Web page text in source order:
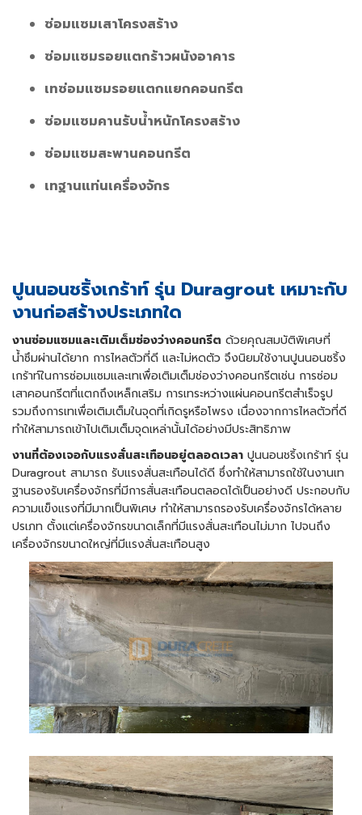
ซ่อมแซมเสาโครงสร้าง
ซ่อมแซมรอยแตกร้าวผนังอาคาร
เทซ่อมแซมรอยแตกแยกคอนกรีต
ซ่อมแซมคานรับน้ำหนักโครงสร้าง
ซ่อมแซมสะพานคอนกรีต
เทฐานแท่นเครื่องจักร
ปูนนอนชริ้งเกร้าท์ รุ่น Duragrout เหมาะกับ
งานก่อสร้างประเภทใด
งานซ่อมแซมและเติมเต็มช่องว่างคอนกรีต ด้วยคุณสมบัติพิเศษที่
น้ำซึมผ่านได้ยาก การไหลตัวที่ดี และไม่หดตัว จึงนิยมใช้งานปูนนอนซริ้ง
เกร้าท์ในการซ่อมแซมและเทเพื่อเติมเต็มช่องว่างคอนกรีตเช่น การซ่อม
เสาคอนกรีตที่แตกถึงเหล็กเสริม การเทระหว่างแผ่นคอนกรีตสำเร็จรูป
รวมถึงการเทเพื่อเติมเต็มในจุดที่เกิดรูหรือโพรง เนื่องจากการไหลตัวที่ดี
ทำให้สามารถเข้าไปเติมเต็มจุดเหล่านั้นได้อย่างมีประสิทธิภาพ
งานที่ต้องเจอกับแรงสั่นสะเทือนอยู่ตลอดเวลา ปูนนอนชริ้งเกร้าท์ รุ่น
Duragrout สามารถ รับแรงสั่นสะเทือนได้ดี ซึ่งทำให้สามารถใช้ในงานเท
ฐานรองรับเครื่องจักรที่มีการสั่นสะเทือนตลอดได้เป็นอย่างดี ประกอบกับ
ความแข็งแรงที่มีมากเป็นพิเศษ ทำให้สามารถรองรับเครื่องจักรได้หลาย
ปรเภท ตั้งแต่เครื่องจักรขนาดเล็กที่มีแรงสั่นสะเทือนไม่มาก ไปจนถึง
เครื่องจักรขนาดใหญ่ที่มีแรงสั่นสะเทือนสูง